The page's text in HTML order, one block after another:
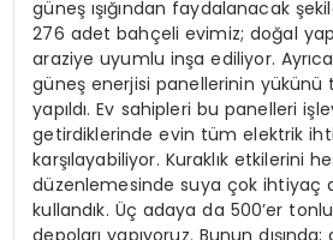
güneş ışığından faydalanacak
276 adet bahçeli evimiz; doğal
araziye uyumlu inşa ediliyor. Ayrıca
güneş enerjisi panellerinin yükünü
yapıldı. Ev sahipleri bu panelleri
getirdiklerinde evin tüm elektrik
karşılayabiliyor. Kuraklık etkilerini
düzenlemesinde suya çok ihtiyaç
kullandık. Üç adaya da 500’er
depoları yapıyoruz. Bunun